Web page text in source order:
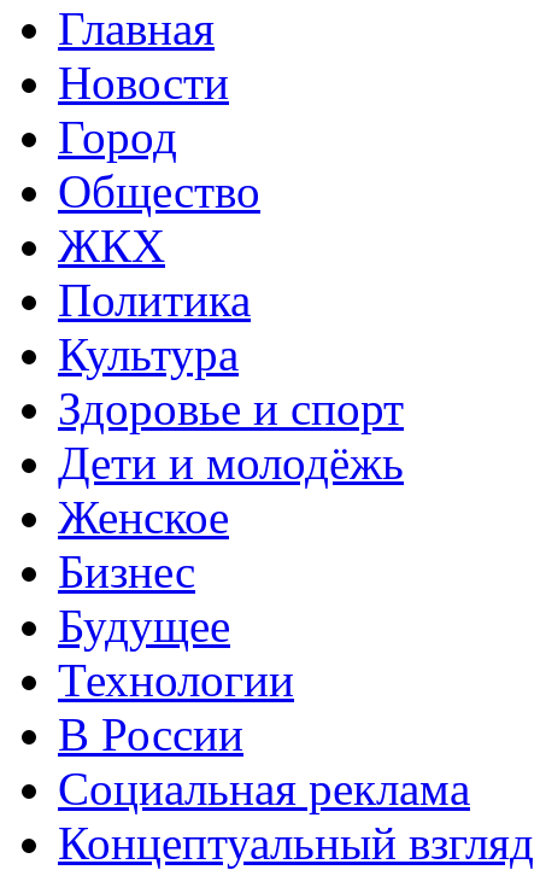
Главная
Новости
Город
Общество
ЖКХ
Политика
Культура
Здоровье и спорт
Дети и молодёжь
Женское
Бизнес
Будущее
Технологии
В России
Социальная реклама
Концептуальный взгляд